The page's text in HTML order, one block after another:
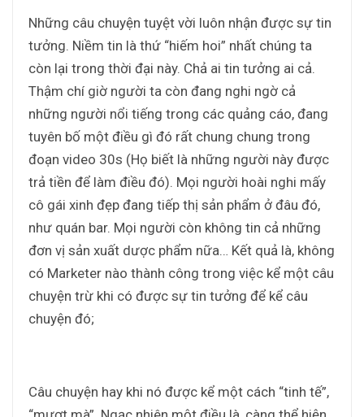
Những câu chuyện tuyệt vời luôn nhận được sự tin
tưởng. Niềm tin là thứ “hiếm hoi” nhất chúng ta
còn lại trong thời đại này. Chả ai tin tưởng ai cả.
Thậm chí giờ người ta còn đang nghi ngờ cả
những người nổi tiếng trong các quảng cáo, đang
tuyên bố một điều gì đó rất chung chung trong
đoạn video 30s (Họ biết là những người này được
trả tiền để làm điều đó). Mọi người hoài nghi mấy
cô gái xinh đẹp đang tiếp thị sản phẩm ở đâu đó,
như quán bar. Mọi người còn không tin cả những
đơn vị sản xuất dược phẩm nữa… Kết quả là, không
có Marketer nào thành công trong việc kể một câu
chuyện trừ khi có được sự tin tưởng để kể câu
chuyện đó;
Câu chuyện hay khi nó được kể một cách “tinh tế”,